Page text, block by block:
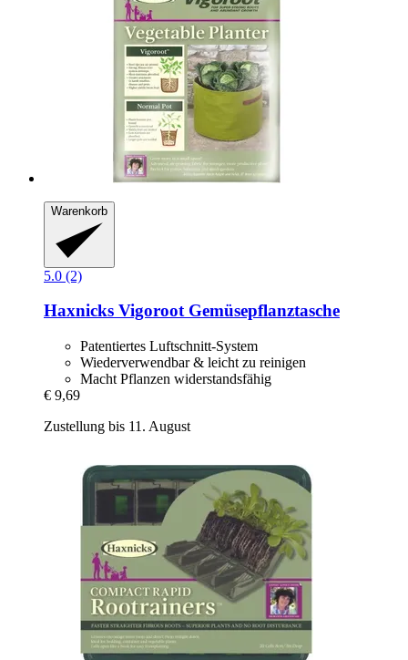
Warenkorb
5.0 (2)
Haxnicks Vigoroot Gemüsepflanztasche
Patentiertes Luftschnitt-System
Wiederverwendbar & leicht zu reinigen
Macht Pflanzen widerstandsfähig
€ 9,69
Zustellung bis 11. August